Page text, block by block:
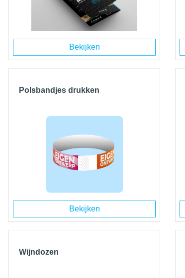
Bekijken
Polsbandjes drukken
Bekijken
Wijndozen